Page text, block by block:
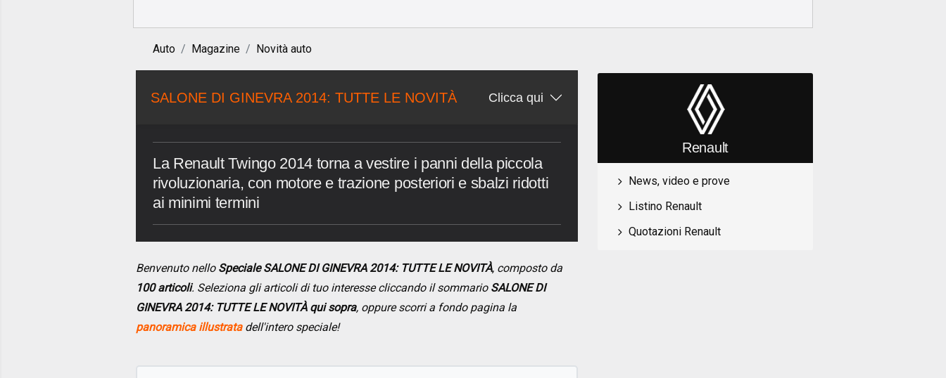
Auto Magazine Novità auto
SALONE DI GINEVRA 2014: TUTTE LE NOVITÀ Clicca qui
La Renault Twingo 2014 torna a vestire i panni della piccola
rivoluzionaria, con motore e trazione posteriori e sbalzi ridotti
ai minimi termini
Benvenuto nello Speciale SALONE DI GINEVRA 2014: TUTTE LE NOVITÀ, composto da
100 articoli. Seleziona gli articoli di tuo interesse cliccando il sommario SALONE DI
GINEVRA 2014: TUTTE LE NOVITÀ qui sopra, oppure scorri a fondo pagina la
panoramica illustratadell'intero speciale!
Renault
News, video e prove
Listino Renault
Quotazioni Renault